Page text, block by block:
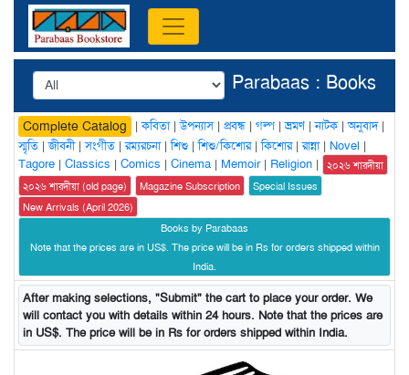
Parabaas : Books
Complete Catalog |কবিতা|উপন্যাস| প্রবন্ধ | গল্প |ভ্রমণ|নাটক |অনুবাদ|
স্মৃতি |জীবনী|সংগীত |রম্যরচনা|শিশু |শিশু/কিশোর|কিশোর|রান্না| Novel |
Tagore | Classics | Comics | Cinema | Memoir| Religion |
২০২৬ শারদীয়া
২০২৬ শারদীয়া (old page)
Magazine Subscription
Special Issues
New Arrivals (April 2026)
Books by Parabaas
Note that the prices are in US$. The price will be in Rs for orders shipped within
India.
After making selections, "Submit" the cart to place your order. We
will contact you with details within 24 hours. Note that the prices are
in US$. The price will be in Rs for orders shipped within India.